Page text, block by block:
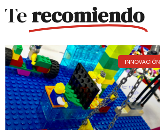
Terecomiendo
INNOVACIÓN